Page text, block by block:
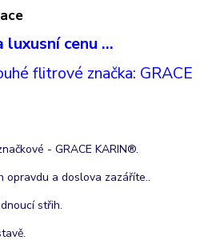
luxusní cenu ...
flitrové značka: GRACE
- GRACE KARIN®.
opravdu a doslova zazáříte..
střih.